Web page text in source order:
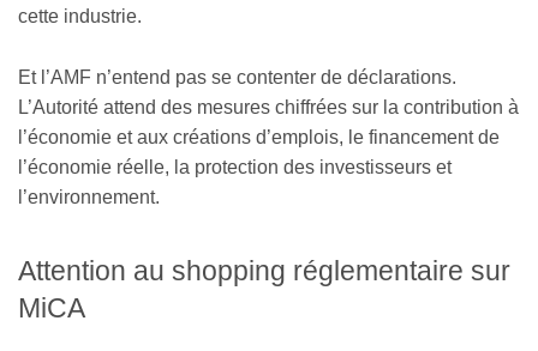
cette industrie.
Et l’AMF n’entend pas se contenter de déclarations.
L’Autorité attend des mesures chiffrées sur la contribution à
l’économie et aux créations d’emplois, le financement de
l’économie réelle, la protection des investisseurs et
l’environnement.
Attention au shopping réglementaire sur
MiCA